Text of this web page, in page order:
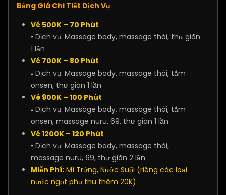
Bảng Giá Chi Tiết Dịch Vụ
Vé 500K – 70 Phút
▫ Dịch vụ: Massage body, massage thái, thư giãn
1 lần
Vé 700K – 80 Phút
▫ Dịch vụ: Massage body, massage thái, tắm
onsen, thư giãn 1 lần
Vé 900K – 100 Phút
▫ Dịch vụ: Massage body, massage thái, tắm
onsen, massage nuru, 69, thư giãn 1 lần
Vé 1200K – 120 Phút
▫ Dịch vụ: Massage body, massage thái,
massage nuru, 69, thư giãn 2 lần
Miễn Phí: Mì Trứng, Nước Suối (riêng các loại
nước ngọt phụ thu thêm 20K)